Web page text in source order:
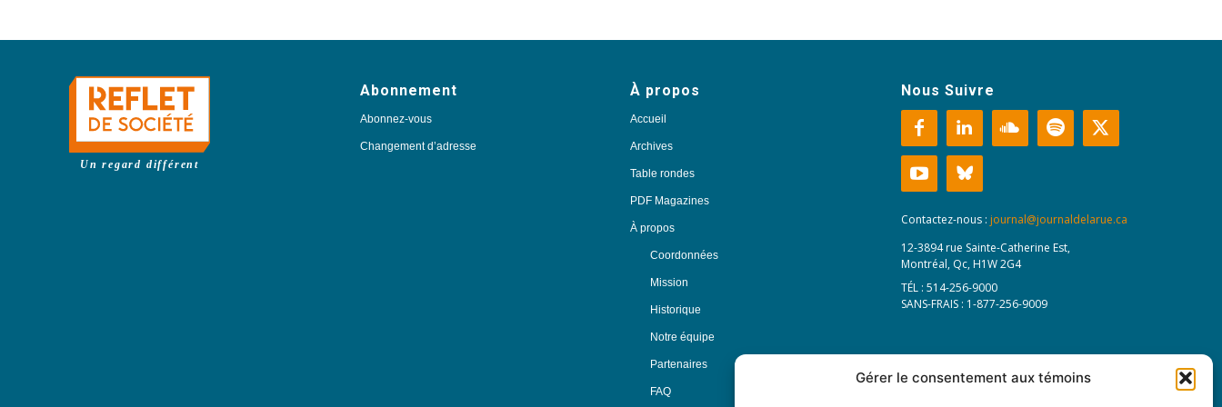
Gérer le consentement aux témoins
Un regard différent
Abonnement
Abonnez-vous
Changement d’adresse
À propos
Accueil
Archives
Table rondes
PDF Magazines
À propos
Coordonnées
Mission
Historique
Notre équipe
Partenaires
FAQ
Nous Suivre
Contactez-nous : journal@journaldelarue.ca
12-3894 rue Sainte-Catherine Est,
Montréal, Qc, H1W 2G4
TÉL : 514-256-9000
SANS-FRAIS : 1-877-256-9009